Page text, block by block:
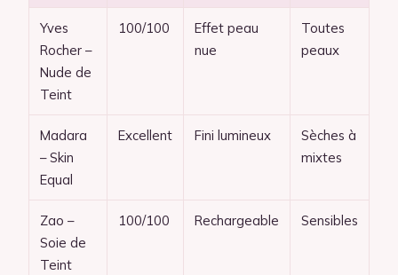
Yves
Rocher –
Nude de
Teint
100/100
Effet peau
nue
Toutes
peaux
Madara
– Skin
Equal
Excellent Fini lumineux
Sèches à
mixtes
Zao –
Soie de
Teint
100/100 Rechargeable Sensibles